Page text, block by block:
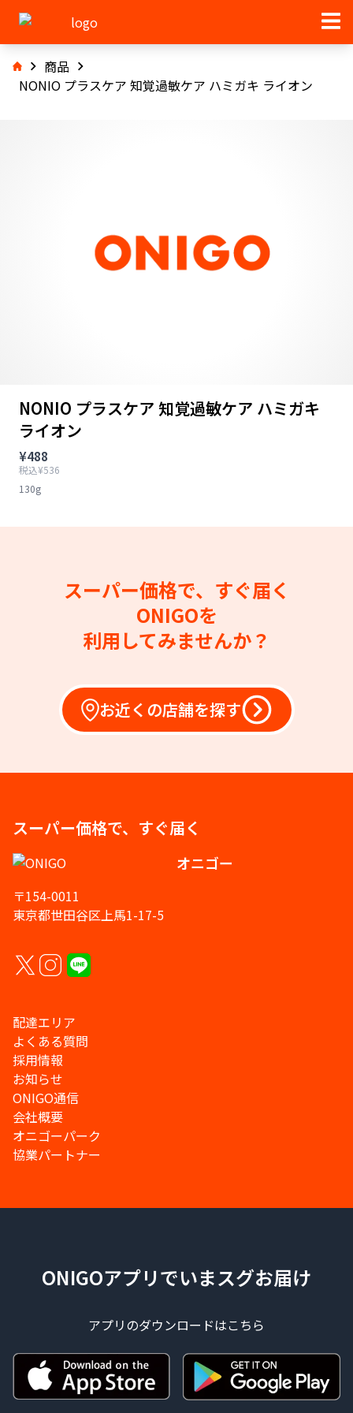
商品
NONIO プラスケア 知覚過敏ケア ハミガキ ライオン
NONIO プラスケア 知覚過敏ケア ハミガキ
ライオン
¥488
税込¥536
130g
スーパー価格で、すぐ届く
ONIGOを
利用してみませんか？
お近くの店舗を探す
スーパー価格で、すぐ届く
オニゴー
〒154-0011
東京都世田谷区上馬1-17-5
配達エリア
よくある質問
採用情報
お知らせ
ONIGO通信
会社概要
オニゴーパーク
協業パートナー
ONIGOアプリでいまスグお届け
アプリのダウンロードはこちら